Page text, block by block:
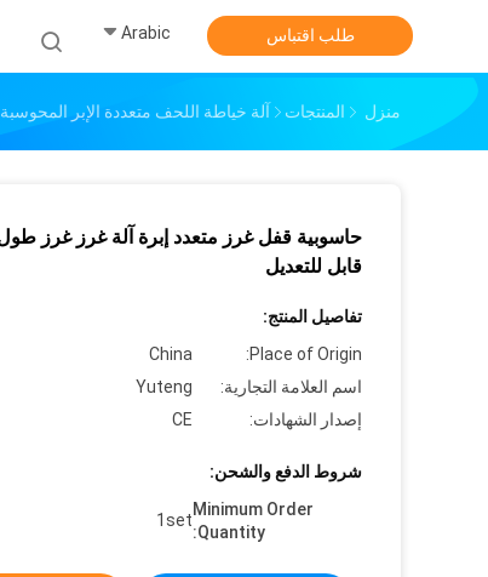
Arabic طلب اقتباس
منزل المنتجات آلة خياطة اللحف متعددة الإبر المحوسبة
قابل للتعديل
تفاصيل المنتج:
Place of Origin:
China
اسم العلامة التجارية:
Yuteng
إصدار الشهادات:
CE
شروط الدفع والشحن:
Minimum Order
Quantity:
1set